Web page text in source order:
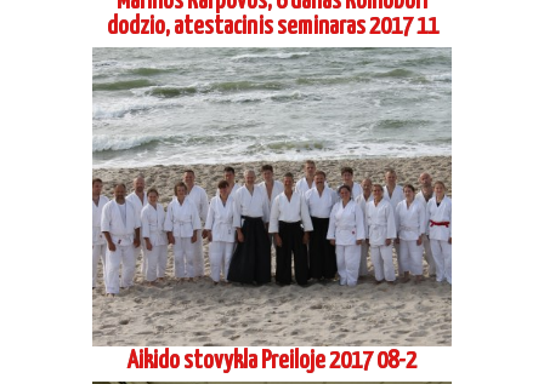
dodzio, atestacinis seminaras 2017 11
Aikido stovykla Preiloje 2017 08-2